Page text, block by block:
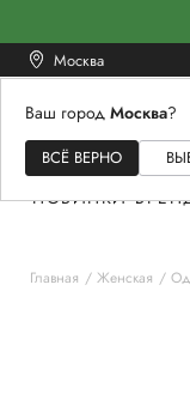
Москва
Ваш город Москва?
ВСЁ ВЕРНО
ЖЕНСКОЕ
НОВИНКИ
Главная Женская